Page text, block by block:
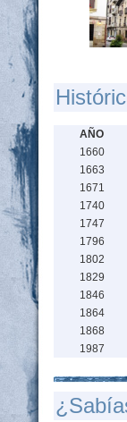
AÑO
1660
1663
1671
1740
1747
1796
1802
1829
1846
1864
1868
1987